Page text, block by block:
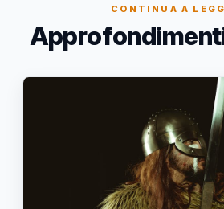
CONTINUA A